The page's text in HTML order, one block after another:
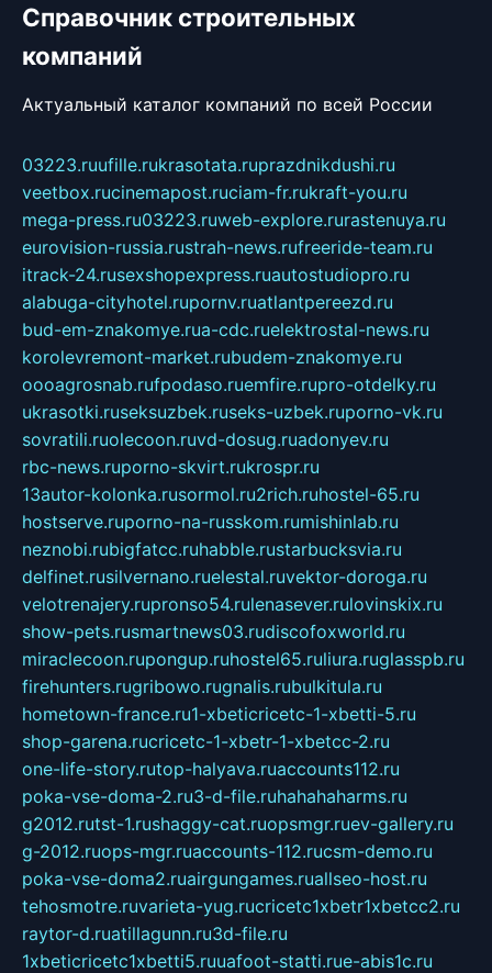
Справочник строительных
компаний
Актуальный каталог компаний по всей России
03223.ruufille.rukrasotata.ruprazdnikdushi.ru
veetbox.rucinemapost.ruciam-fr.rukraft-you.ru
mega-press.ru03223.ruweb-explore.rurastenuya.ru
eurovision-russia.rustrah-news.rufreeride-team.ru
itrack-24.rusexshopexpress.ruautostudiopro.ru
alabuga-cityhotel.rupornv.ruatlantpereezd.ru
bud-em-znakomye.rua-cdc.ruelektrostal-news.ru
korolevremont-market.rubudem-znakomye.ru
oooagrosnab.rufpodaso.ruemfire.rupro-otdelky.ru
ukrasotki.ruseksuzbek.ruseks-uzbek.ruporno-vk.ru
sovratili.ruolecoon.ruvd-dosug.ruadonyev.ru
rbc-news.ruporno-skvirt.rukrospr.ru
13autor-kolonka.rusormol.ru2rich.ruhostel-65.ru
hostserve.ruporno-na-russkom.rumishinlab.ru
neznobi.rubigfatcc.ruhabble.rustarbucksvia.ru
delfinet.rusilvernano.ruelestal.ruvektor-doroga.ru
velotrenajery.rupronso54.rulenasever.rulovinskix.ru
show-pets.rusmartnews03.rudiscofoxworld.ru
miraclecoon.rupongup.ruhostel65.ruliura.ruglasspb.ru
firehunters.rugribowo.rugnalis.rubulkitula.ru
hometown-france.ru1-xbeticricetc-1-xbetti-5.ru
shop-garena.rucricetc-1-xbetr-1-xbetcc-2.ru
one-life-story.rutop-halyava.ruaccounts112.ru
poka-vse-doma-2.ru3-d-file.ruhahahaharms.ru
g2012.rutst-1.rushaggy-cat.ruopsmgr.ruev-gallery.ru
g-2012.ruops-mgr.ruaccounts-112.rucsm-demo.ru
poka-vse-doma2.ruairgungames.ruallseo-host.ru
tehosmotre.ruvarieta-yug.rucricetc1xbetr1xbetcc2.ru
raytor-d.ruatillagunn.ru3d-file.ru
1xbeticricetc1xbetti5.ruuafoot-statti.rue-abis1c.ru